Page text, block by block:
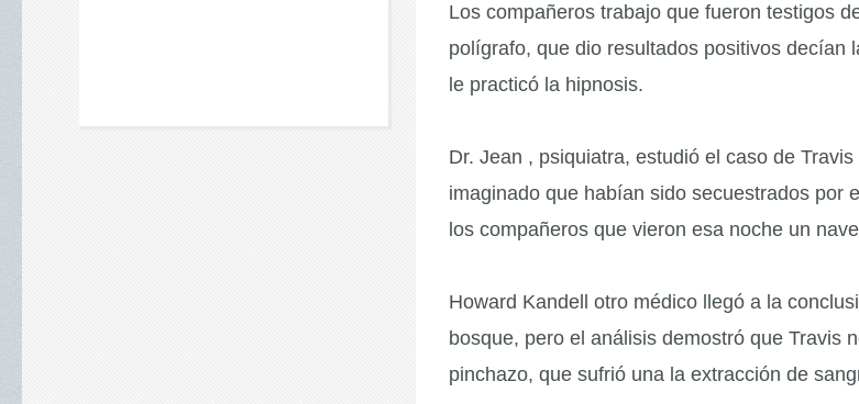
Los compañeros trabajo que fueron testigos
polígrafo, que dio resultados positivos decían
le practicó la hipnosis.
Dr. Jean , psiquiatra, estudió el caso de
imaginado que habían sido secuestrados por
los compañeros que vieron esa noche un
Howard Kandell otro médico llegó a la
bosque, pero el análisis demostró que Travis
pinchazo, que sufrió una la extracción de